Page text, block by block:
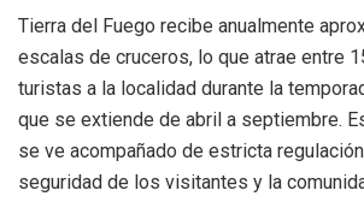
Tierra del Fuego recibe anualmente
escalas de cruceros, lo que atrae entre
turistas a la localidad durante la
que se extiende de abril a septiembre.
se ve acompañado de estricta
seguridad de los visitantes y la